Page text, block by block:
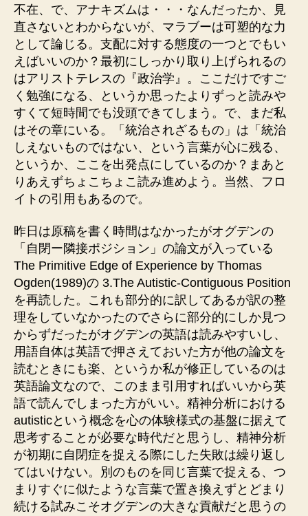
不在、で、アナキズムは・・・なんだったか、見
直さないとわからないが、マラブーは可塑的な力
として論じる。支配に対する態度の一つとでもい
えばいいのか？最初にしっかり取り上げられるの
はアリストテレスの『政治学』。ここだけですご
く勉強になる、というか思ったよりずっと読みや
すくて短時間でも没頭できてしまう。で、まだ私
はその章にいる。「統治されざるもの」は「統治
しえないものではない、という言葉が心に残る、
というか、ここを出発点にしているのか？まあと
りあえずちょこちょこ読み進めよう。当然、フロ
イトの引用もあるので。
昨日は原稿を書く時間はなかったがオグデンの
「自閉ー隣接ポジション」の論文が入っている
The Primitive Edge of Experience by Thomas
Ogden(1989)の 3.The Autistic-Contiguous Position
を再読した。これも部分的に訳してあるが訳の整
理をしていなかったのでさらに部分的にしか見つ
からずだったがオグデンの英語は読みやすいし、
用語自体は英語で押さえておいた方が他の論文を
読むときにも楽、というか私が修正しているのは
英語論文なので、このまま引用すればいいから英
語で読んでしまった方がいい。精神分析における
autisticという概念を心の体験様式の基盤に据えて
思考することが必要な時代だと思うし、精神分析
が初期に自閉症を捉える際にした失敗は繰り返し
てはいけない。別のものを同じ言葉で捉える、つ
まりすぐに似たような言葉で置き換えずとどまり
続ける試みこそオグデンの大きな貢献だと思うの